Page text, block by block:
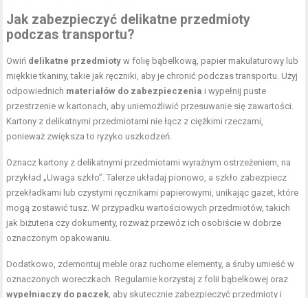
Jak zabezpieczyć delikatne przedmioty
podczas transportu?
Owiń delikatne przedmioty w folię bąbelkową, papier makulaturowy lub
miękkie tkaniny, takie jak ręczniki, aby je chronić podczas transportu. Użyj
odpowiednich materiałów do zabezpieczenia i wypełnij puste
przestrzenie w kartonach, aby uniemożliwić przesuwanie się zawartości.
Kartony z delikatnymi przedmiotami nie łącz z ciężkimi rzeczami,
ponieważ zwiększa to ryzyko uszkodzeń.
Oznacz kartony z delikatnymi przedmiotami wyraźnym ostrzeżeniem, na
przykład „Uwaga szkło”. Talerze układaj pionowo, a szkło zabezpiecz
przekładkami lub czystymi ręcznikami papierowymi, unikając gazet, które
mogą zostawić tusz. W przypadku wartościowych przedmiotów, takich
jak biżuteria czy dokumenty, rozważ przewóz ich osobiście w dobrze
oznaczonym opakowaniu.
Dodatkowo, zdemontuj meble oraz ruchome elementy, a śruby umieść w
oznaczonych woreczkach. Regularnie korzystaj z folii bąbelkowej oraz
wypełniaczy do paczek, aby skutecznie zabezpieczyć przedmioty i